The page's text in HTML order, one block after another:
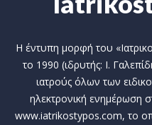
Η έντυπη μορφή του
το 1990 (ιδρυτής: Ι.
ιατρούς όλων των
ηλεκτρονική ενημέρωση
www.iatrikostypos.com, το